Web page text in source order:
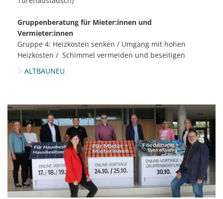
Gruppenberatung für Mieter:innen und
Vermieter:innen
Gruppe 4: Heizkosten senken / Umgang mit hohen
Heizkosten / Schimmel vermeiden und beseitigen
ALTBAUNEU